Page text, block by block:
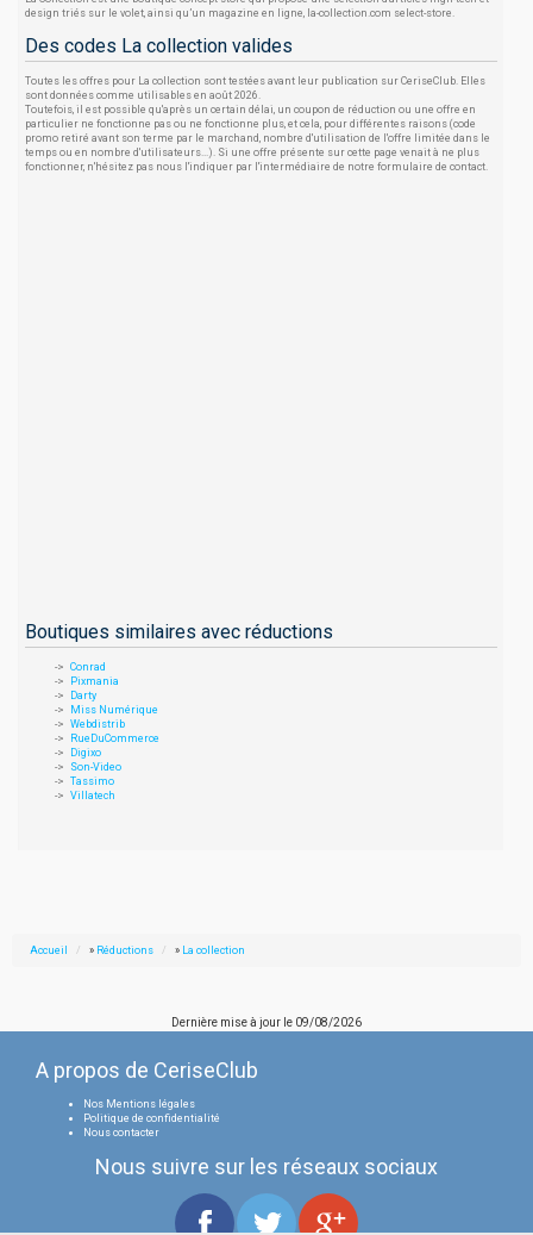
design triés sur le volet, ainsi qu’un magazine en ligne, la-collection.com select-store.
Des codes La collection valides
Toutes les offres pour La collection sont testées avant leur publication sur CeriseClub. Elles
sont données comme utilisables en août 2026.
Toutefois, il est possible qu'après un certain délai, un coupon de réduction ou une offre en
particulier ne fonctionne pas ou ne fonctionne plus, et cela, pour différentes raisons (code
promo retiré avant son terme par le marchand, nombre d'utilisation de l'offre limitée dans le
temps ou en nombre d'utilisateurs...). Si une offre présente sur cette page venait à ne plus
fonctionner, n'hésitez pas nous l'indiquer par l'intermédiaire de notre formulaire de contact.
Boutiques similaires avec réductions
Conrad
Pixmania
Darty
Miss Numérique
Webdistrib
RueDuCommerce
Digixo
Son-Video
Tassimo
Villatech
Accueil » Réductions » La collection
Dernière mise à jour le 09/08/2026
A propos de CeriseClub
Nos Mentions légales
Politique de confidentialité
Nous contacter
Nous suivre sur les réseaux sociaux